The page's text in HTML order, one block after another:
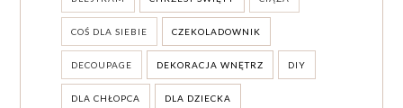
COŚ DLA SIEBIE CZEKOLADOWNIK
DECOUPAGE DEKORACJA WNĘTRZ DIY
DLA CHŁOPCA DLA DZIECKA